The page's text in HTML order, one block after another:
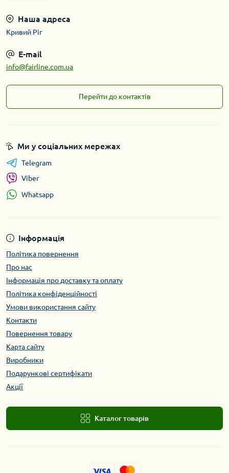
Наша адреса
Кривий Ріг
E-mail
info@fairline.com.ua
Перейти до контактів
Інформація
Політика повернення
Про нас
Інформація про доставку та оплату
Політика конфіденційності
Умови використання сайту
Контакти
Повернення товару
Карта сайту
Виробники
Подарункові сертифікати
Акції
Каталог товарів
Ми у соціальних мережах
Telegram
Viber
Whatsapp